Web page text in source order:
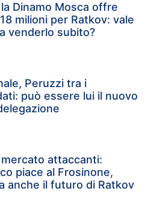
Dinamo Mosca offre
milioni per Ratkov: vale
venderlo subito?
Peruzzi tra i
può essere lui il nuovo
mercato attaccanti:
piace al Frosinone,
anche il futuro di Ratkov